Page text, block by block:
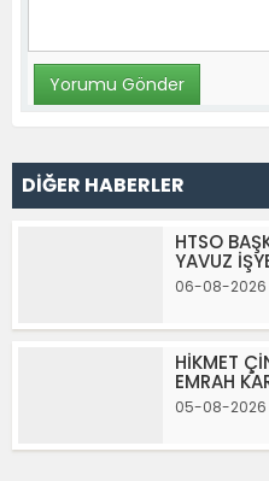
DİĞER HABERLER
HTSO
YAVUZ
06-08-
HİKMET
EMRAH
05-08-